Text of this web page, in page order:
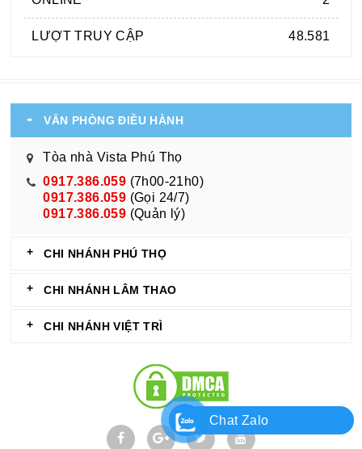
LƯỢT TRUY CẬP 48.581
VĂN PHÒNG ĐIỀU HÀNH
Tòa nhà Vista Phú Thọ
0917.386.059 (7h00-21h0)
0917.386.059 (Gọi 24/7)
0917.386.059 (Quản lý)
CHI NHÁNH PHÚ THỌ
CHI NHÁNH LÂM THAO
CHI NHÁNH VIỆT TRÌ
Chat Zalo